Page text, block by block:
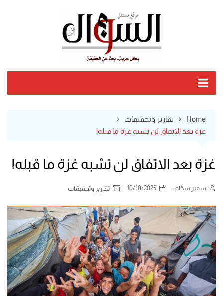
Home
تقارير وتحقيقات
غزة بعد الاتفاق لن تشبه غزة ما قبله!
غزة بعد الاتفاق لن تشبه غزة ما قبله!
سمير سكاف 10/10/2025 تقارير وتحقيقات